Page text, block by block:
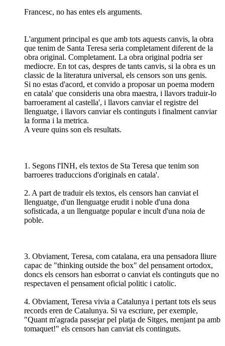
Francesc, no has entes els arguments.
L'argument principal es que amb tots aquests canvis, la obra
que tenim de Santa Teresa seria completament diferent de la
obra original. Completament. La obra original podria ser
mediocre. En tot cas, despres de tants canvis, si la obra es un
classic de la literatura universal, els censors son uns genis.
Si no estas d'acord, et convido a proposar un poema modern
en catala' que consideris una obra maestra, i llavors traduir-lo
barroerament al castella', i llavors canviar el registre del
llenguatge, i llavors canviar els continguts i finalment canviar
la forma i la metrica.
A veure quins son els resultats.
1. Segons l'INH, els textos de Sta Teresa que tenim son
barroeres traduccions d'originals en catala'.
2. A part de traduir els textos, els censors han canviat el
llenguatge, d'un llenguatge erudit i noble d'una dona
sofisticada, a un llenguatge popular e incult d'una noia de
poble.
3. Obviament, Teresa, com catalana, era una pensadora lliure
capac de "thinking outside the box" del pensament ortodox,
doncs els censors han esborrat o canviat els continguts que no
respectaven el pensament oficial politic i catolic.
4. Obviament, Teresa vivia a Catalunya i pertant tots els seus
records eren de Catalunya. Si va escriure, per exemple,
"Quant m'agrada passejar pel platja de Sitges, menjant pa amb
tomaquet!" els censors han canviat els continguts.